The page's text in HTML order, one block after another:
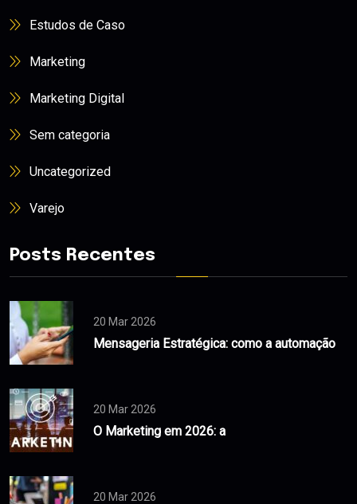
Estudos de Caso
Marketing
Marketing Digital
Sem categoria
Uncategorized
Varejo
Posts Recentes
20 Mar 2026
Mensageria Estratégica: como a automação
20 Mar 2026
O Marketing em 2026: a
20 Mar 2026